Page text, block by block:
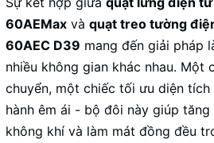
60AEMax và quạt treo tường
60AEC D39 mang đến giải pháp
nhiều không gian khác nhau. Một
chuyển, một chiếc tối ưu diện
hành êm ái - bộ đôi này giúp
không khí và làm mát đồng đều